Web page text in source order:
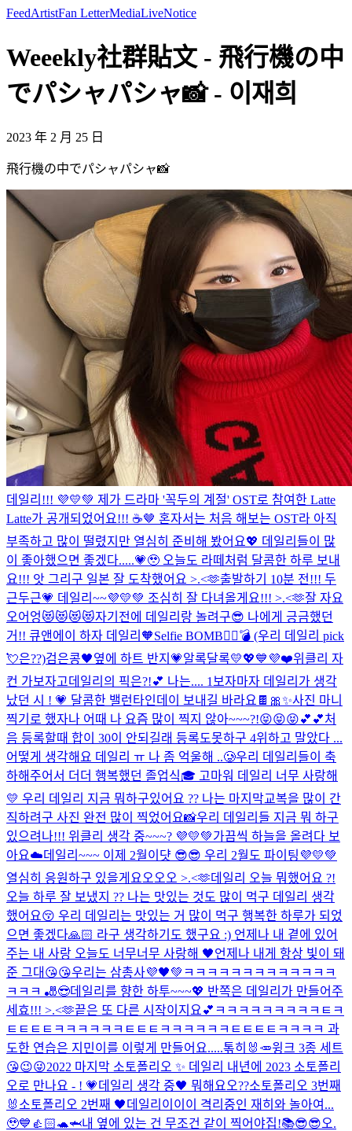
FeedArtistFan LetterMediaLiveNotice
Weeekly社群貼文 - 飛行機の中
でパシャパシャ📸 - 이재희
2023 年 2 月 25 日
飛行機の中でパシャパシャ📸
데일리!!! 💜💛💚 제가 드라마 '꼭두의 계절' OST로 참여한 Latte
Latte가 공개되었어요!!! ☕️🤎 혼자서는 처음 해보는 OST라 아직
부족하고 많이 떨렸지만 열심히 준비해 봤어요💖 데일리들이 많
이 좋아했으면 좋겠다.....💗🥹 오늘도 라떼처럼 달콤한 하루 보내
요!!! 앗 그리구 일본 잘 도착했어요 >.<🫶출발하기 10분 전!!! 두
근두근💗 데일리~~💜💛💚 조심히 잘 다녀올게요!!! >.<🫶잘 자요
오어엉😻😻😻😻자기전에 데일리랑 놀려구😎 나에게 긍금했던
거!! 큐앤에이 하자 데일리🧡Selfie BOMB❤️‍🔥💣 (우리 데일리 pick
💘은??)검은콩🖤옆에 하트 반지💗알록달록💛💖💙💜❤️위클리 자
컨 가보자고데일리의 픽은?!💕 나는.... 1 보자마자 데일리가 생각
났던 시 ! 💗 달콤한 밸런타인데이 보내길 바라요🍫🎀✨사진 마니
찍기로 했자나 어때 나 요즘 많이 찍지 않아~~~?!😝😝😝💕💕처
음 등록할때 합이 30이 안되길래 등록도못하구 4위하고 말았다 ...
어떻게 생각해요 데일리 ㅠ 나 좀 억울해 ..🥲우리 데일리들이 축
하해주어서 더더 행복했던 졸업식🎓 고마워 데일리 너무 사랑해
💛 우리 데일리 지금 뭐하구있어요 ?? 나는 마지막교복을 많이 간
직하려구 사진 완전 많이 찍었어요📸우리 데일리들 지금 뭐 하구
있으려나!!! 위클리 생각 중~~~? 💜💛💚가끔씩 하늘을 올려다 보
아요☁️데일리~~~ 이제 2월이댯 😎😎 우리 2월도 파이팅💜💛💚
열심히 응원하구 있을게요오오오 >.<🫶데일리 오늘 뭐했어요 ?!
오늘 하루 잘 보냈지 ?? 나는 맛있는 것도 많이 먹구 데일리 생각
했어요😚 우리 데일리는 맛있는 거 많이 먹구 행복한 하루가 되었
으면 좋겠다🙏🏻 라구 생각하기도 했구요 :) 언제나 내 곁에 있어
주는 내 사랑 오늘도 너무너무 사랑해 🖤언제나 내게 항상 빛이 돼
준 그대😘😘우리는 삼총사💜🖤💚 ㅋㅋㅋㅋㅋㅋㅋㅋㅋㅋㅋㅋㅋ
ㅋㅋㅋ 🎳😎데일리를 향한 하투~~~💖 반쪽은 데일리가 만들어주
세효!!! >.<🫶끝은 또 다른 시작이지요💕 ㅋㅋㅋㅋㅋㅋㅋㅋㅋㅌㅋ
ㅌㅌㅌㅌㅋㅋㅋㅋㅋㅋㅌㅌㅌㅋㅋㅋㅋㅋㅋㅌㅌㅌㅌㅋㅋㅋㅋ 과
도한 연습은 지민이를 이렇게 만들어요.....톢히🐰🥕윙크 3종 세트
😘😉😜2022 마지막 소토폴리오 ✨ 데일리 내년에 2023 소토폴리
오로 만나요 - ! 💗데일리 생각 중🖤 뭐해요오??소토폴리오 3번째
🐰 소토폴리오 2번째 🖤데일리이이이 격리중인 재히와 놀아여...
🥹💙👍🏻🐢🦈내 옆에 있는 건 무조건 같이 찍어야집!📚😎😎오.